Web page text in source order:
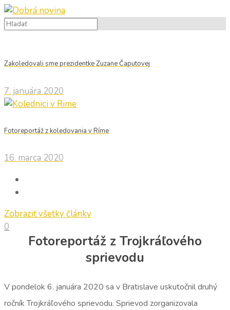
Zakoledovali sme prezidentke Zuzane Čaputovej
7. januára 2020
Fotoreportáž z koledovania v Ríme
16. marca 2020
Zobraziť všetky články
0
Fotoreportáž z Trojkráľového
sprievodu
V pondelok 6. januára 2020 sa v Bratislave uskutočnil druhý
ročník Trojkráľového sprievodu. Sprievod zorganizovala